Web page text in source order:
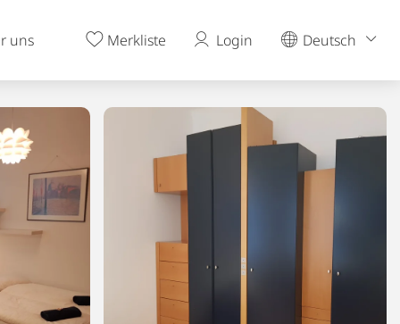
uns Merkliste Login Deutsch